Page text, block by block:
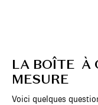
LA BOÎTE À
MESURE
Voici quelques